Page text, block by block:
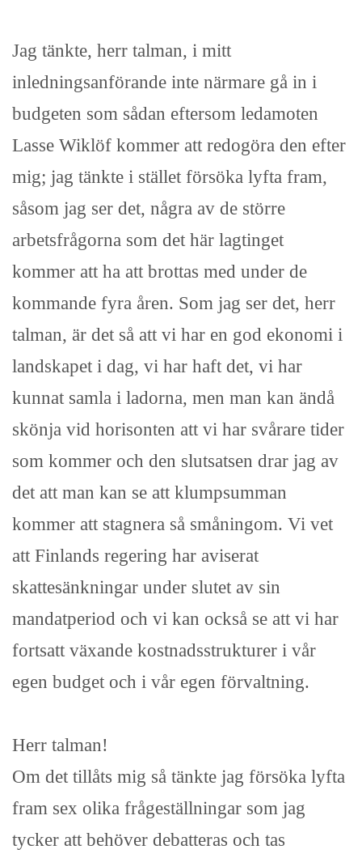
Jag tänkte, herr talman, i mitt
inledningsanförande inte närmare gå in i
budgeten som sådan eftersom ledamoten
Lasse Wiklöf kommer att redogöra den efter
mig; jag tänkte i stället försöka lyfta fram,
såsom jag ser det, några av de större
arbetsfrågorna som det här lagtinget
kommer att ha att brottas med under de
kommande fyra åren. Som jag ser det, herr
talman, är det så att vi har en god ekonomi i
landskapet i dag, vi har haft det, vi har
kunnat samla i ladorna, men man kan ändå
skönja vid horisonten att vi har svårare tider
som kommer och den slutsatsen drar jag av
det att man kan se att klumpsumman
kommer att stagnera så småningom. Vi vet
att Finlands regering har aviserat
skattesänkningar under slutet av sin
mandatperiod och vi kan också se att vi har
fortsatt växande kostnadsstrukturer i vår
egen budget och i vår egen förvaltning.
Herr talman!
Om det tillåts mig så tänkte jag försöka lyfta
fram sex olika frågeställningar som jag
tycker att behöver debatteras och tas